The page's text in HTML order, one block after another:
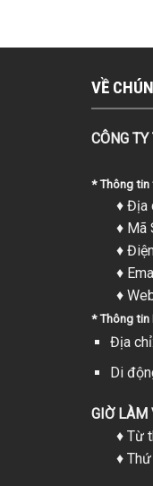
VỀ
CÔNG
* Thông tin
♦ Địa
♦ Mã
♦ Điện
♦
♦
* Thông tin
Địa
Di
GIỜ LÀM
♦ Từ
♦ Thứ